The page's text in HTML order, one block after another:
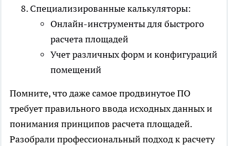
Специализированные калькуляторы:
Онлайн-инструменты для быстрого
расчета площадей
Учет различных форм и конфигураций
помещений
Помните, что даже самое продвинутое ПО
требует правильного ввода исходных данных и
понимания принципов расчета площадей.
Разобрали профессиональный подход к расчету